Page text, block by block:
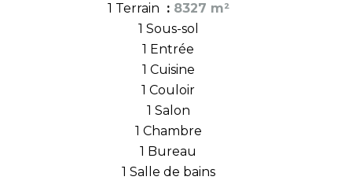
1 Terrain
8327 m²
1 Sous-sol
1 Entrée
1 Cuisine
1 Couloir
1 Salon
1 Chambre
1 Bureau
1 Salle de bains